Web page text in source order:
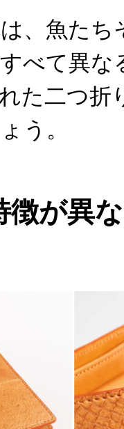
、魚たち
べて異な
た二つ折
う。
徴が異